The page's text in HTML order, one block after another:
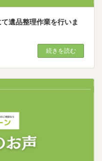
遺品整理作業を行いま
続きを読む